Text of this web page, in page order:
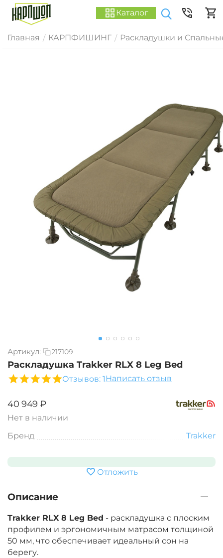
Каталог
Главная / КАРПФИШИНГ / Раскладушки и
Артикул: 217109
Раскладушка Trakker RLX 8 Leg Bed
Отзывов: 1 Написать отзыв
‍40 949‍ ₽
Нет в наличии
Бренд
Trakker
Отложить
Описание
Trakker RLX 8 Leg Bed - раскладушка с плоским
профилем и эргономичным матрасом толщиной
50 мм, что обеспечивает идеальный сон на
берегу.